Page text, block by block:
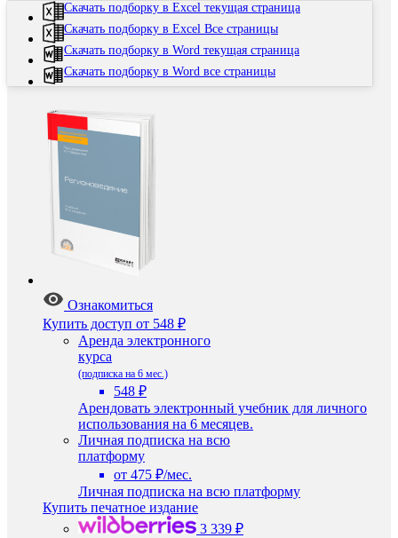
Скачать подборку в Excel текущая страница
Скачать подборку в Excel Все страницы
Скачать подборку в Word текущая страница
Скачать подборку в Word все страницы
Ознакомиться
Купить доступ от 548 ₽
Аренда электронного
курса
(подписка на 6 мес.)
548 ₽
Арендовать электронный учебник для личного
использования на 6 месяцев.
Личная подписка на всю
платформу
от 475 ₽/мес.
Личная подписка на всю платформу
Купить печатное издание
3 339 ₽